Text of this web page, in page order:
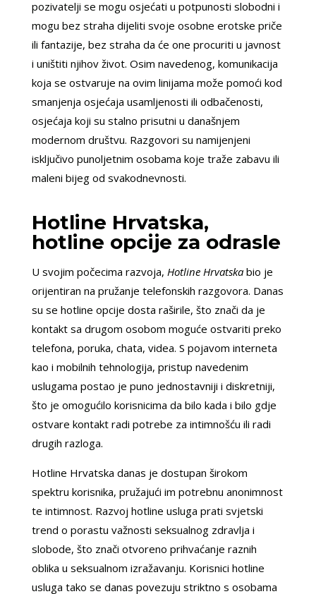
pozivatelji se mogu osjećati u potpunosti slobodni i
mogu bez straha dijeliti svoje osobne erotske priče
ili fantazije, bez straha da će one procuriti u javnost
i uništiti njihov život. Osim navedenog, komunikacija
koja se ostvaruje na ovim linijama može pomoći kod
smanjenja osjećaja usamljenosti ili odbačenosti,
osjećaja koji su stalno prisutni u današnjem
modernom društvu. Razgovori su namijenjeni
isključivo punoljetnim osobama koje traže zabavu ili
maleni bijeg od svakodnevnosti.
Hotline Hrvatska,
hotline opcije za odrasle
U svojim počecima razvoja, Hotline Hrvatskabio je
orijentiran na pružanje telefonskih razgovora. Danas
su se hotline opcije dosta raširile, što znači da je
kontakt sa drugom osobom moguće ostvariti preko
telefona, poruka, chata, videa. S pojavom interneta
kao i mobilnih tehnologija, pristup navedenim
uslugama postao je puno jednostavniji i diskretniji,
što je omogućilo korisnicima da bilo kada i bilo gdje
ostvare kontakt radi potrebe za intimnošću ili radi
drugih razloga.
Hotline Hrvatska danas je dostupan širokom
spektru korisnika, pružajući im potrebnu anonimnost
te intimnost. Razvoj hotline usluga prati svjetski
trend o porastu važnosti seksualnog zdravlja i
slobode, što znači otvoreno prihvaćanje raznih
oblika u seksualnom izražavanju. Korisnici hotline
usluga tako se danas povezuju striktno s osobama